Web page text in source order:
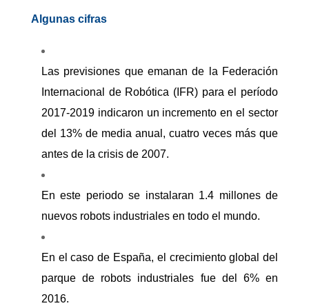
Algunas cifras
Las previsiones que emanan de la Federación
Internacional de Robótica (IFR) para el período
2017-2019 indicaron un incremento en el sector
del 13% de media anual, cuatro veces más que
antes de la crisis de 2007.
En este periodo se instalaran 1.4 millones de
nuevos robots industriales en todo el mundo.
En el caso de España, el crecimiento global del
parque de robots industriales fue del 6% en
2016.